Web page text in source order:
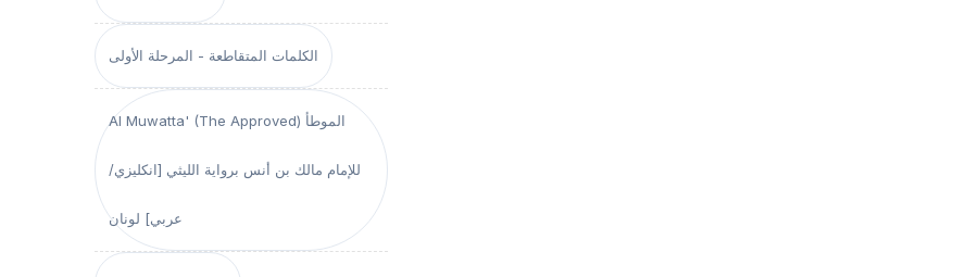
الكلمات المتقاطعة - المرحلة الأولى
Al Muwatta' (The Approved) الموطأ
للإمام مالك بن أنس برواية الليثي [انكليزي/
عربي] لونان